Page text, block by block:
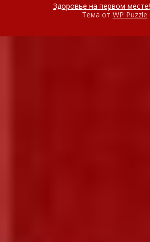
Здоровье на первом месте!
Тема от WP Puzzle